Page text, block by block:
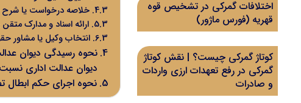
اختلافات گمرکی در تشخیص قوه
قهریه (فورس ماژور)
کوتاژ گمرکی چیست؟ | نقش کوتاژ
گمرکی در رفع تعهدات ارزی واردات
و صادرات
خلاصه درخواست یا
ارائه اسناد و مدارک
انتخاب وکیل یا
نحوه رسیدگی دیوان
دیوان عدالت اداری
نحوه اجرای حکم ابطال